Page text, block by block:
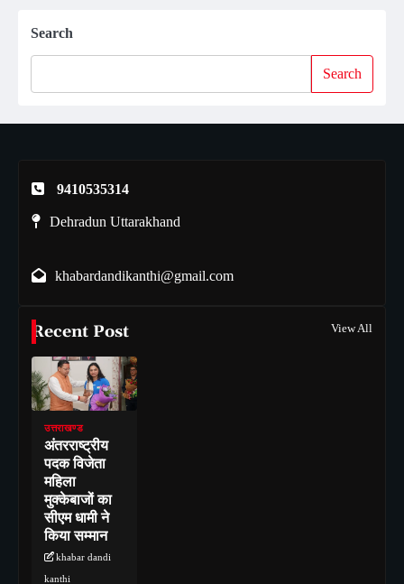
Search
Search
9410535314
Dehradun Uttarakhand
khabardandikanthi@gmail.com
Recent Post View All
उत्तराखण्ड
अंतरराष्ट्रीय
पदक विजेता
महिला
मुक्केबाजों का
सीएम धामी ने
किया सम्मान
khabar dandi
kanthi